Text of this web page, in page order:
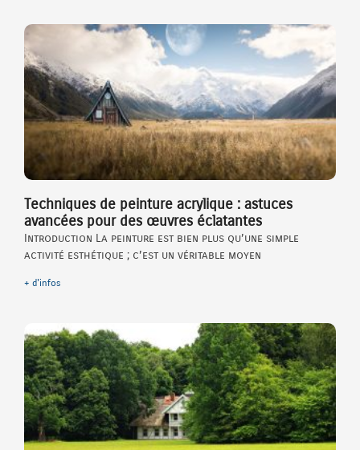
Techniques de peinture acrylique : astuces
avancées pour des œuvres éclatantes
Introduction La peinture est bien plus qu’une simple
activité esthétique ; c’est un véritable moyen
+ d'infos